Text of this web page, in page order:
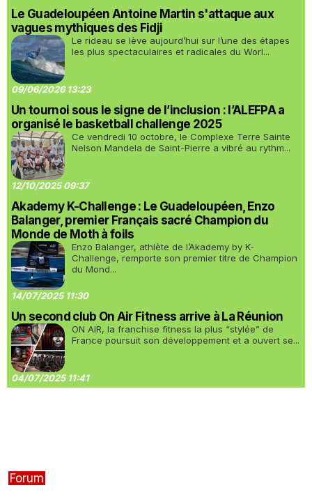
Le Guadeloupéen Antoine Martin s'attaque aux
vagues mythiques des Fidji
Le rideau se lève aujourd’hui sur l’une des étapes
les plus spectaculaires et radicales du Worl...
09/06/2026 13:23
Un tournoi sous le signe de l’inclusion : l’ALEFPA a
organisé le basketball challenge 2025
Ce vendredi 10 octobre, le Complexe Terre Sainte
Nelson Mandela de Saint-Pierre a vibré au rythm...
12/10/2025 09:37
Akademy K-Challenge : Le Guadeloupéen, Enzo
Balanger, premier Français sacré Champion du
Monde de Moth à foils
Enzo Balanger, athlète de l’Akademy by K-
Challenge, remporte son premier titre de Champion
du Mond...
14/07/2025 11:30
Un second club On Air Fitness arrive à La Réunion
ON AIR, la franchise fitness la plus “stylée” de
France poursuit son développement et a ouvert se...
04/07/2025 11:41
Forum